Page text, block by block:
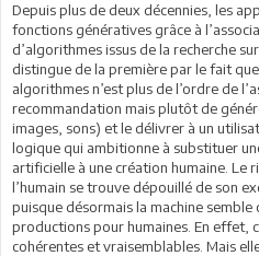
Depuis plus de deux décennies, les
fonctions génératives grâce à
d’algorithmes issus de la recherche
distingue de la première par le fait
algorithmes n’est plus de l’ordre de
recommandation mais plutôt de
images, sons) et le délivrer à un
logique qui ambitionne à substituer
artificielle à une création humaine. Le
l’humain se trouve dépouillé de son
puisque désormais la machine
productions pour humaines. En effet,
cohérentes et vraisemblables. Mais